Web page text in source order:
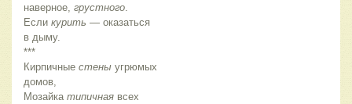
наверное, грустного.
Если курить — оказаться
в дыму.
***
Кирпичные стены угрюмых
домов,
Мозайка типичная всех